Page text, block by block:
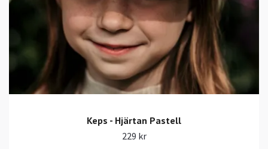
Keps - Hjärtan Pastell
229 kr